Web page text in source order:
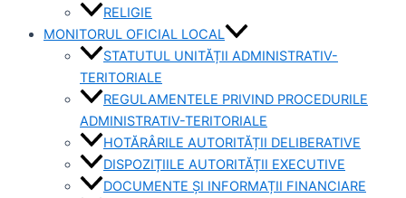
RELIGIE
MONITORUL OFICIAL LOCAL
STATUTUL UNITĂȚII ADMINISTRATIV-
TERITORIALE
REGULAMENTELE PRIVIND PROCEDURILE
ADMINISTRATIV-TERITORIALE
HOTĂRÂRILE AUTORITĂȚII DELIBERATIVE
DISPOZIȚIILE AUTORITĂȚII EXECUTIVE
DOCUMENTE ȘI INFORMAȚII FINANCIARE